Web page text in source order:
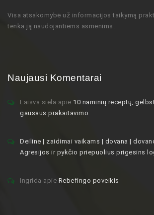
Visa atsakomybė už informacijos taikymą
tenka ją naudojantiems asmenims.
Naujausi Komentarai
Laisva siela apie 10 naminių receptų,
gausaus prakaitavimo
Deiline | zaidimai vaikams | dovana |
Agresijos ir pykčio priepuolius prigesins
Ingrida apie Rebefingo poveikis